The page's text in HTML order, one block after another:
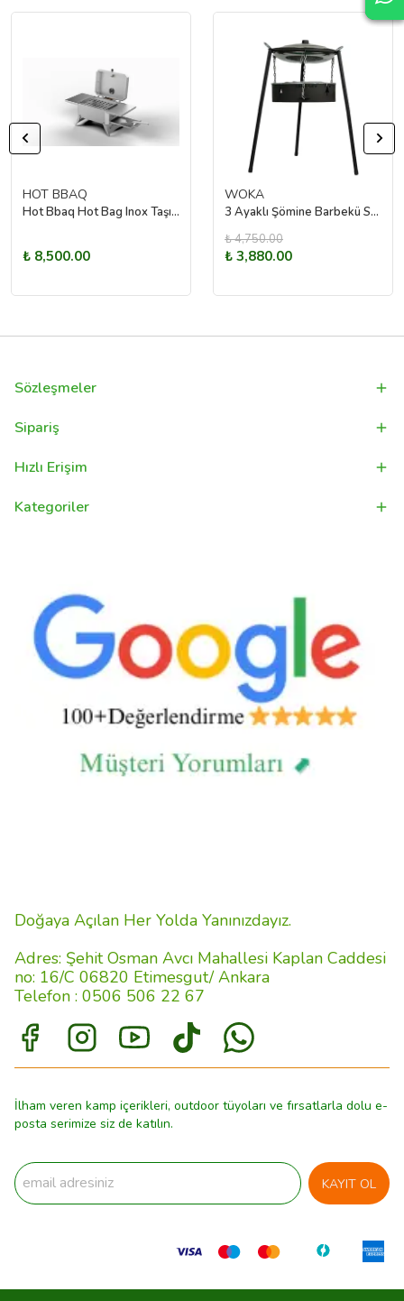
HOT BBAQ
Hot Bbaq Hot Bag Inox Taşınabilir Mangal Portatif Çanta- 39X24
₺ 8,500.00
WOKA
3 Ayaklı Şömine Barbekü Set
₺ 4,750.00
₺ 3,880.00
Sözleşmeler
Sipariş
Hızlı Erişim
Kategoriler
Doğaya Açılan Her Yolda Yanınızdayız.
Adres: Şehit Osman Avcı Mahallesi Kaplan Caddesi
no: 16/C 06820 Etimesgut/ Ankara
Telefon : 0506 506 22 67
İlham veren kamp içerikleri, outdoor tüyoları ve fırsatlarla dolu e-
posta serimize siz de katılın.
KAYIT OL